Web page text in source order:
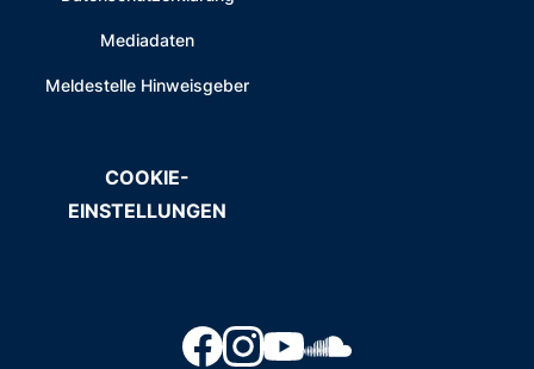
Mediadaten
Meldestelle Hinweisgeber
COOKIE-
EINSTELLUNGEN